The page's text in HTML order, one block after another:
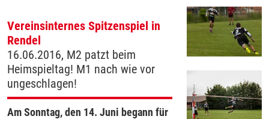
Vereinsinternes Spitzenspiel in
Rendel
16.06.2016, M2 patzt beim
Heimspieltag! M1 nach wie vor
ungeschlagen!
Am Sonntag, den 14. Juni begann für